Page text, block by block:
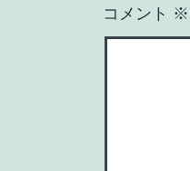
コメント ※